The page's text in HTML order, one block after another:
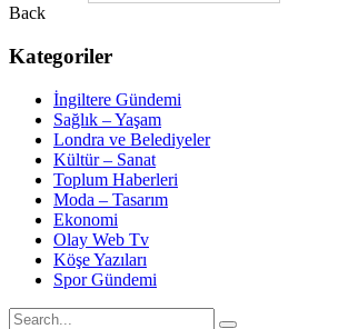
Back
Kategoriler
İngiltere Gündemi
Sağlık – Yaşam
Londra ve Belediyeler
Kültür – Sanat
Toplum Haberleri
Moda – Tasarım
Ekonomi
Olay Web Tv
Köşe Yazıları
Spor Gündemi